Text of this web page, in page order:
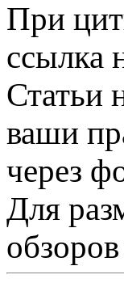
При
ссылка
Статьи
ваши
через
Для